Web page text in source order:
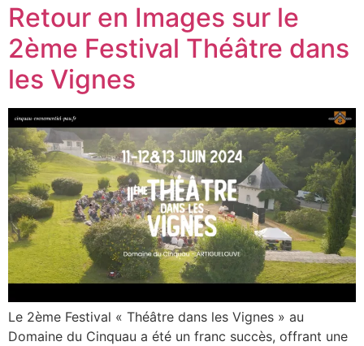
Retour en Images sur le
2ème Festival Théâtre dans
les Vignes
Le 2ème Festival « Théâtre dans les Vignes » au
Domaine du Cinquau a été un franc succès, offrant une